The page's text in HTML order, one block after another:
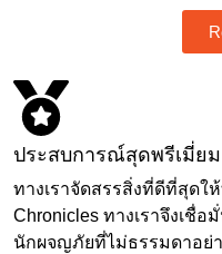
ประสบการณ์สุดพรีเมี่ยม
ทางเราจัดสรรสิ่งที่ดีที่สุดใ
Chronicles ทางเราจึงเชื่อ
นักผจญภัยที่ไม่ธรรมดาอย่